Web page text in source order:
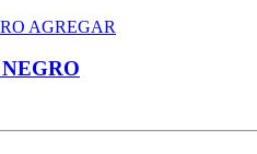
AGREGAR